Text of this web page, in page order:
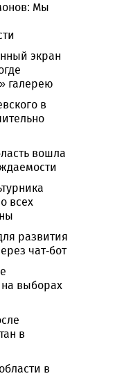
Мы
экран
галерею
в
вошла
всех
развития
чат-бот
выборах
в
в